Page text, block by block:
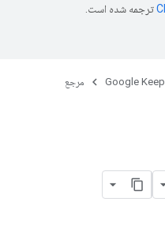
ترجمه شده است.
Google Keep مرجع